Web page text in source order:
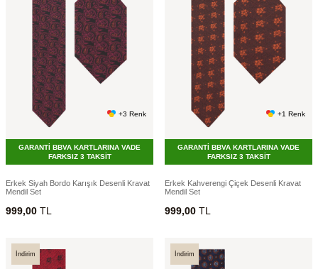
+3 Renk
GARANTİ BBVA KARTLARINA VADE
FARKSIZ 3 TAKSİT
Erkek Siyah Bordo Karışık Desenli Kravat
Mendil Set
999,00 TL
+1 Renk
GARANTİ BBVA KARTLARINA VADE
FARKSIZ 3 TAKSİT
Erkek Kahverengi Çiçek Desenli Kravat
Mendil Set
999,00 TL
İndirim İndirim